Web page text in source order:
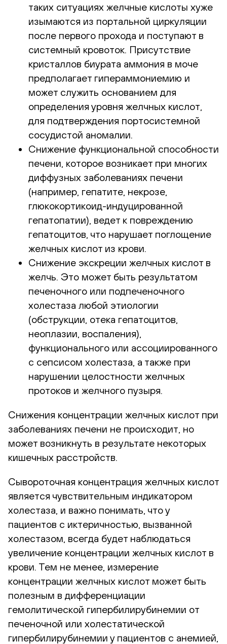
таких ситуациях желчные кислоты хуже
изымаются из портальной циркуляции
после первого прохода и поступают в
системный кровоток. Присутствие
кристаллов биурата аммония в моче
предполагает гипераммониемию и
может служить основанием для
определения уровня желчных кислот,
для подтверждения портосистемной
сосудистой аномалии.
Снижение функциональной способности
печени, которое возникает при многих
диффузных заболеваниях печени
(например, гепатите, некрозе,
глюкокортикоид-индуцированной
гепатопатии), ведет к повреждению
гепатоцитов, что нарушает поглощение
желчных кислот из крови.
Снижение экскреции желчных кислот в
желчь. Это может быть результатом
печеночного или подпеченочного
холестаза любой этиологии
(обструкции, отека гепатоцитов,
неоплазии, воспаления),
функционального или ассоциированного
с сепсисом холестаза, а также при
нарушении целостности желчных
протоков и желчного пузыря.
Снижения концентрации желчных кислот при
заболеваниях печени не происходит, но
может возникнуть в результате некоторых
кишечных расстройств.
Сывороточная концентрация желчных кислот
является чувствительным индикатором
холестаза, и важно понимать, что у
пациентов с иктеричностью, вызванной
холестазом, всегда будет наблюдаться
увеличение концентрации желчных кислот в
крови. Тем не менее, измерение
концентрации желчных кислот может быть
полезным в дифференциации
гемолитической гипербилирубинемии от
печеночной или холестатической
гипербилирубинемии у пациентов с анемией,